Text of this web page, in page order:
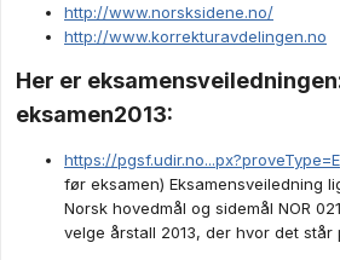
http://www.norsksidene.no/
http://www.korrekturavdelingen.no
Her er
eksamen2013:
https://
før eksamen) Eksamensveiledning
Norsk hovedmål og sidemål NOR
velge årstall 2013, der hvor det står